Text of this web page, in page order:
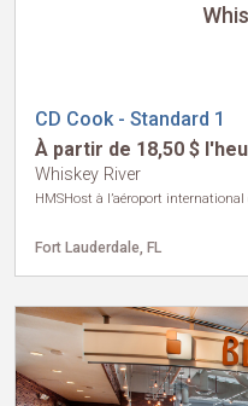
CD Cook - Standard 1
À partir de 18,50 $
Whiskey River
HMSHost à l’aéroport
Fort Lauderdale, FL